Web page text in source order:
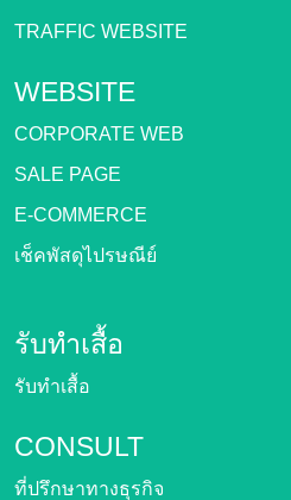
TRAFFIC WEBSITE
WEBSITE
CORPORATE WEB
SALE PAGE
E-COMMERCE
เช็คพัสดุไปรษณีย์
รับทำเสื้อ
รับทำเสื้อ
CONSULT
ที่ปรึกษาทางธุรกิจ